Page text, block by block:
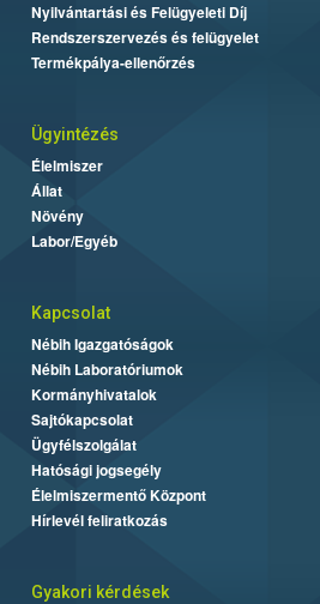
Nyilvántartási és Felügyeleti Díj
Rendszerszervezés és felügyelet
Termékpálya-ellenőrzés
Ügyintézés
Élelmiszer
Állat
Növény
Labor/Egyéb
Kapcsolat
Nébih Igazgatóságok
Nébih Laboratóriumok
Kormányhivatalok
Sajtókapcsolat
Ügyfélszolgálat
Hatósági jogsegély
Élelmiszermentő Központ
Hírlevél feliratkozás
Gyakori kérdések